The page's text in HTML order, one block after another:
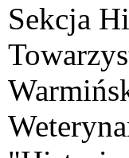
Sekcja